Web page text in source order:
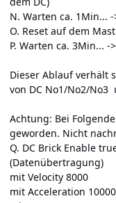
N. Warten ca. 1Min... -
O. Reset auf dem
P. Warten ca. 3Min...
Dieser Ablauf verhält
von DC No1/No2/
Achtung: Bei
geworden. Nicht
Q. DC Brick Enable
(Datenübertragung)
mit Velocity 8000
mit Acceleration 10000